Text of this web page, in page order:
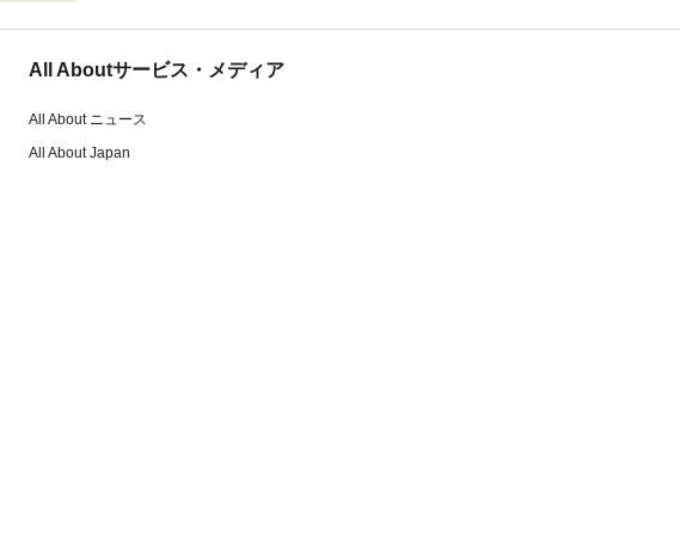
All Aboutサービス・メディア
All About ニュース
All About Japan